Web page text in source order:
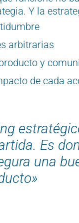
Y la
arbitrarias
y
de cada
Es
una